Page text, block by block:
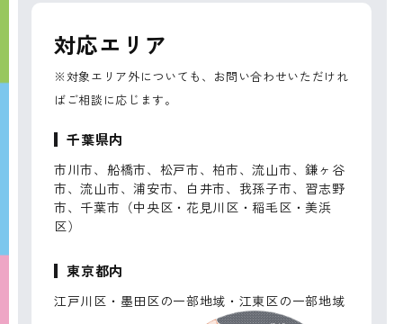
対応エリア
※対象エリア外についても、お問い合わせいただけれ
ばご相談に応じます。
千葉県内
市川市、船橋市、松戸市、柏市、流山市、鎌ヶ谷
市、流山市、浦安市、白井市、我孫子市、習志野
市、千葉市（中央区・花見川区・稲毛区・美浜
区）
東京都内
江戸川区・墨田区の一部地域・江東区の一部地域